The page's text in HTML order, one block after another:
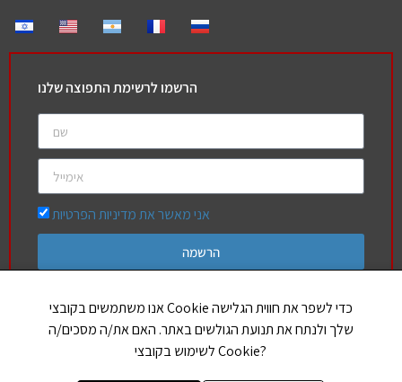
הרשמו לרשימת התפוצה שלנו
אני מאשר את מדיניות הפרטיות
הרשמה
חברים שלנו
אנו משתמשים בקובצי Cookie כדי לשפר את חווית הגלישה
שלך ולנתח את תנועת הגולשים באתר. האם את/ה מסכים/ה
לשימוש בקובצי Cookie?